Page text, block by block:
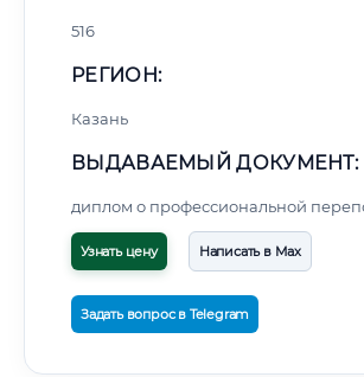
516
РЕГИОН:
Казань
ВЫДАВАЕМЫЙ ДОКУМЕНТ:
диплом о профессиональной
Узнать цену Написать в Max
Задать вопрос в Telegram